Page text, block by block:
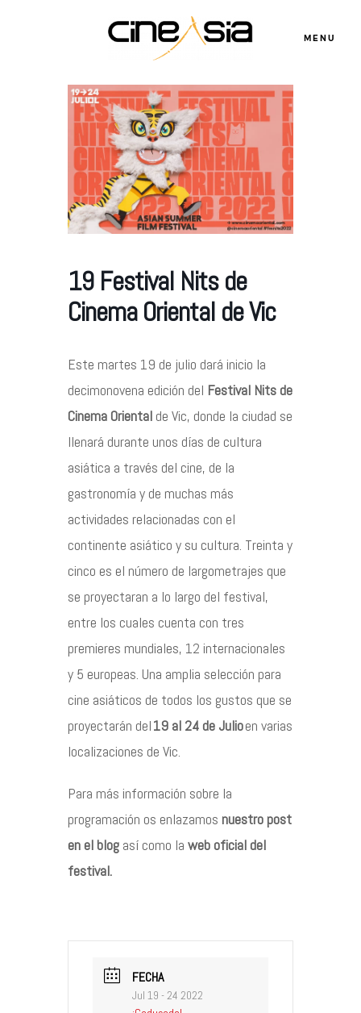
MENU
19 Festival Nits de
Cinema Oriental de Vic
Este martes 19 de julio dará inicio la
decimonovena edición del Festival Nits de
Cinema Oriental de Vic, donde la ciudad se
llenará durante unos días de cultura
asiática a través del cine, de la
gastronomía y de muchas más
actividades relacionadas con el
continente asiático y su cultura. Treinta y
cinco es el número de largometrajes que
se proyectaran a lo largo del festival,
entre los cuales cuenta con tres
premieres mundiales, 12 internacionales
y 5 europeas. Una amplia selección para
cine asiáticos de todos los gustos que se
proyectarán del19 al 24 de Julioen varias
localizaciones de Vic.
Para más información sobre la
programación os enlazamos nuestro post
en el blog así como la web oficial del
festival.
FECHA
Jul 19 - 24 2022
Servicios
©2026 COPYRIGHT FLOTHEMES